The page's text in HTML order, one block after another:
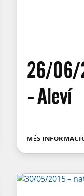
26/06/
– Aleví
MÉS